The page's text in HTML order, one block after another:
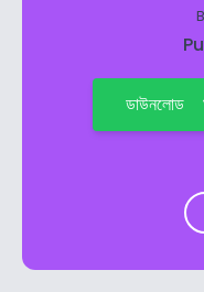
ডাউনলোড